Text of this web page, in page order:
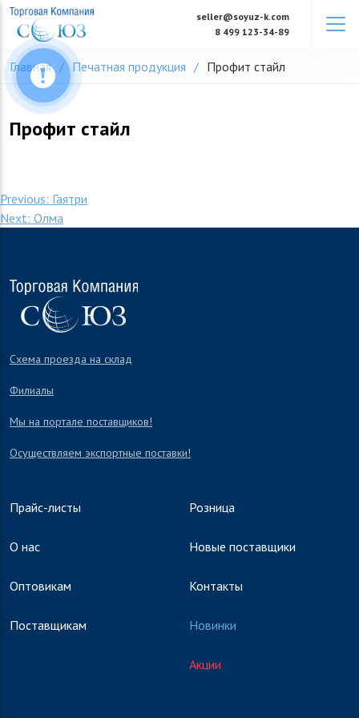
Skip
content
seller@soyuz-k.com
8 499 123-34-89
Главная Печатная продукция Профит стайл
Профит стайл
Навигация
по
Previous: Гаятри
Next: Олма
Схема проезда на склад
Филиалы
Мы на портале поставщиков!
Осуществляем экспортные поставки!
Прайс-листы
О нас
Оптовикам
Поставщикам
Розница
Новые поставщики
Контакты
Новинки
Акции